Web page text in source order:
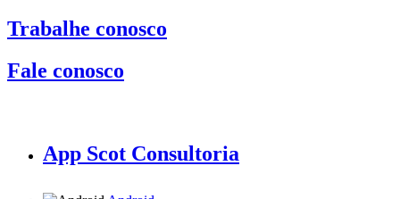
Trabalhe conosco
Fale conosco
App Scot Consultoria